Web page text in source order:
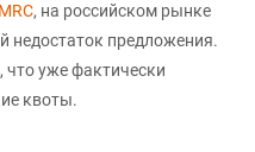
, на российском рынке
недостаток предложения.
уже фактически
квоты.